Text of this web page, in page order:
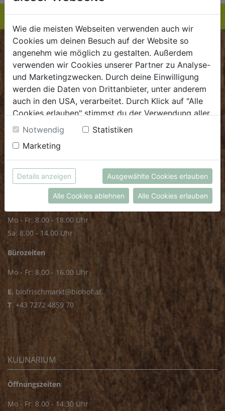
BIOKISTE
Kundenservice
Mo - Do: 8.00 - 16.00 Uhr
Fr: 8.00 - 15.00 Uhr
.dieBiokiste@biohof.at
.+43 7272 2597
FRISCHMARKT
Öffnungszeiten
Mo - Fr: 8.00 - 18.00 Uhr
Sa: 8.00 - 14.00 Uhr
Bürozeiten
Mo - Fr: 8.00 - 16.00 Uhr
E. biofrischmarkt@biohof.at
T. +43 7272 4859 70
KULINARIUM
Öffnungszeiten
Mo - Fr: 8.00 - 14.30 Uhr
Wie die meisten Webseiten verwenden auch wir
Cookies um deinen Besuch auf der Website so
angenehm wie möglich zu gestalten. Außerdem
verwenden wir Cookies unserer Partner zu Analyse-
und Marketingzwecken. Durch deine Einwilligung
werden die Daten von Drittanbieter, unter anderem
auch in den USA, verarbeitet. Durch Klick auf "Alle
Cookies erlauben" stimmst du der Verwendung aller
Cookies zu. Unter "Details anzeigen" findest du alle
Infos zu den unterschiedlichen Cookies, du kannst
auch entscheiden, welche Cookies du erlauben
möchtest.
Weitere Informationen findest du in unserer
Datenschutzerklärung
bzw. imImpressum
Notwendig
Statistiken
Marketing
Details anzeigen Ausgewählte Cookies erlauben
Alle Cookies ablehnen Alle Cookies erlauben